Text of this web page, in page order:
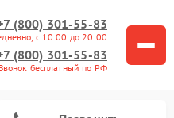
(800) 301-55-83
с 10:00 до 20:00
(800) 301-55-83
бесплатный по РФ